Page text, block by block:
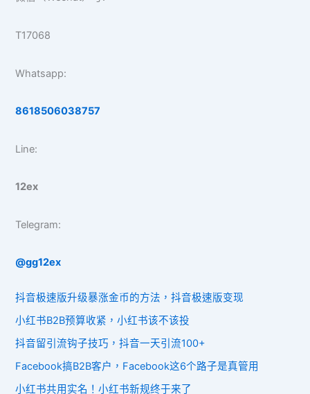
T17068
Whatsapp:
8618506038757
Line:
12ex
Telegram:
@gg12ex
抖音极速版升级暴涨金币的方法，抖音极速版变现
小红书B2B预算收紧，小红书该不该投
抖音留引流钩子技巧，抖音一天引流100+
Facebook搞B2B客户，Facebook这6个路子是真管用
小红书共用实名！小红书新规终于来了